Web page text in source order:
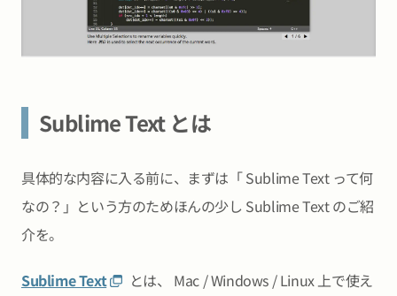
Sublime Text とは
具体的な内容に入る前に、まずは「 Sublime Text って何
なの？」という方のためほんの少し Sublime Text のご紹
介を。
Sublime Text
とは、 Mac / Windows / Linux 上で使え